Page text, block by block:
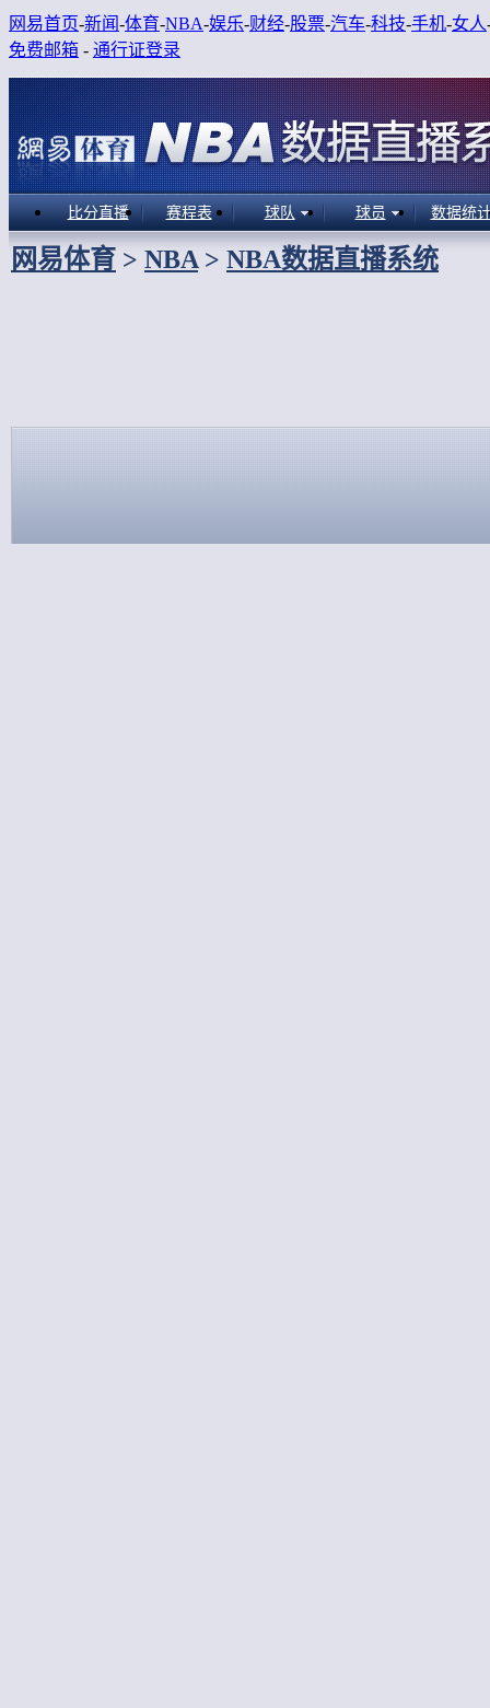
网易首页-新闻-体育-NBA-娱乐-财经-股票-汽车-科技-手机-女人
免费邮箱 - 通行证登录
比分直播 赛程表 球队 球员 数据统
网易体育 > NBA > NBA数据直播系统